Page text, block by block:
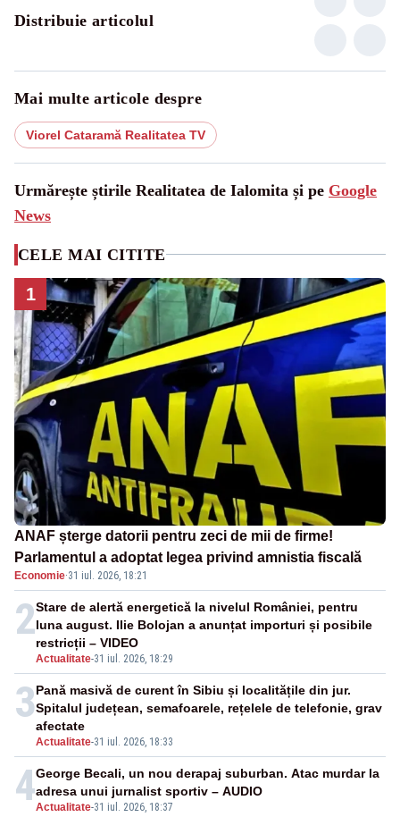
Distribuie articolul
Mai multe articole despre
Viorel Cataramă Realitatea TV
Urmărește știrile Realitatea de Ialomita și pe Google
News
CELE MAI CITITE
1
ANAF șterge datorii pentru zeci de mii de firme!
Parlamentul a adoptat legea privind amnistia fiscală
Economie·31 iul. 2026, 18:21
2
Actualitate-31 iul. 2026, 18:29
Stare de alertă energetică la nivelul României, pentru
luna august. Ilie Bolojan a anunțat importuri și posibile
restricții – VIDEO
3
Actualitate-31 iul. 2026, 18:33
Pană masivă de curent în Sibiu și localitățile din jur.
Spitalul județean, semafoarele, rețelele de telefonie, grav
afectate
4Actualitate-31 iul. 2026, 18:37
George Becali, un nou derapaj suburban. Atac murdar la
adresa unui jurnalist sportiv – AUDIO